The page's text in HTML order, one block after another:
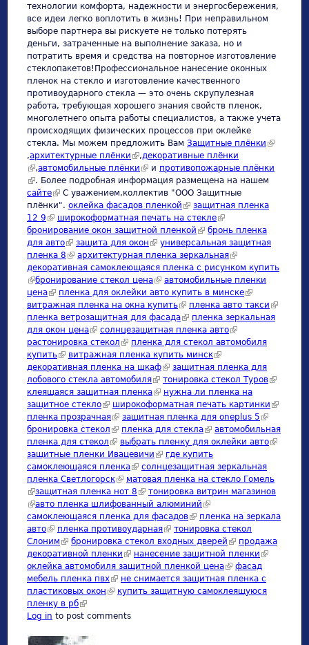
технологии комфорта, надежности и энергосбережения,
все идеи легко воплотить в жизнь! При неправильном
выборе партнера вы рискуете не только потерять
деньги, затраченные на выполнение заказа, но и
потратить время и средства на повторное изготовление
стеклопакетов!Профессиональное нанесение оконных
пленок на стекло и изготовление качественного
противоударного стекла — это очень скрупулезная
работа, требующая хорошего знания свойств пленок,
многолетнего опыта работы специалистов, а также учета
происходящих физических процессов при оклейке
стекла. Мы можем предложить Вам Защитные плёнки (link is
,архитектурные плёнки (link is external)
,декоративные плёнки
(link is external)
,автомобильные плёнки (link is external)
и противопожарные плёнки
(link is external)
. Более подробная информация размещена на нашем
сайте(link is external)
С уважением,коллектив "ООО Защитные
плёнки". оклейка фасадов пленкой (link is external)
защитная пленка
12 9 (link is external)
широкоформатная печать на стекле(link is external)
бронирование окон защитной пленкой (link is external)
бронь пленка
для авто(link is external)
защита для окон (link is external)
универсальная защитная
пленка 8 (link is external)
архитектурная пленка зеркальная(link is external)
декоративная самоклеющаяся пленка с рисунком купить
(link is external)
бронирование стекол цена(link is external)
автомобильные пленки
цена(link is external)
пленка для оклейки авто купить в минске(link is
external)
витражная пленка на окна купить(link is external)
пленка авто такси (link is
external)
пленка ветрозащитная для фасада(link is external)
пленка зеркальная
для окон цена(link is external)
солнцезащитная пленка авто(link is external)
растонировка стекол (link is external)
пленка для стекол автомобиля
купить(link is external)
витражная пленка купить минск(link is external)
декоративная пленка на шкаф(link is external)
защитная пленка для
лобового стекла автомобиля(link is external)
тонировка стекол Туров(link is
клеящаяся защитная пленка(link is external)
нужна ли пленка на
защитное стекло(link is external)
широкоформатная печать картинки (link is
пленка прозрачная(link is external)
защитная пленка для oneplus 5 (link is
external)
бронировка стекол (link is external)
пленка для стекла(link is external)
автомобильная
пленка для стекол (link is external)
выбрать пленку для оклейки авто(link is
защитные пленки Ивацевичи (link is external)
где купить
самоклеющаяся пленка(link is external)
солнцезащитная зеркальная
пленка Светлогорск(link is external)
матовая пленка на стекло Гомель
(link is external)
защитная пленка нот 8 (link is external)
тонировка витрин магазинов
(link is external)
авто пленка шлифованный алюминий (link is external)
самоклеющаяся пленка для фасадов(link is external)
пленка на зеркала
авто(link is external)
пленка противоударная(link is external)
тонировка стекол
Слоним (link is external)
бронировка стекол входных дверей (link is external)
продажа
декоративной пленки (link is external)
нанесение защитной пленки (link is
external)
оклейка автомобиля защитной пленкой цена(link is external)
фасад
мебель пленка пвх(link is external)
не снимается защитная пленка с
пластиковых окон (link is external)
купить защитную самоклеящуюся
пленку в рб(link is external)
Log in to post comments